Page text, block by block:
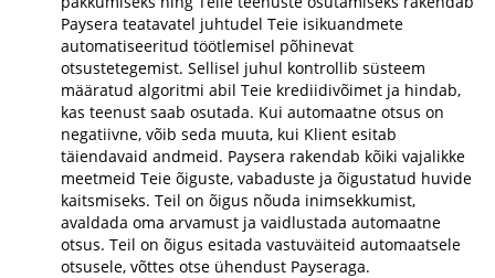
Paysera teatavatel juhtudel Teie isikuandmete
automatiseeritud töötlemisel põhinevat
otsustetegemist. Sellisel juhul kontrollib süsteem
määratud algoritmi abil Teie krediidivõimet ja hindab,
kas teenust saab osutada. Kui automaatne otsus on
negatiivne, võib seda muuta, kui Klient esitab
täiendavaid andmeid. Paysera rakendab kõiki vajalikke
meetmeid Teie õiguste, vabaduste ja õigustatud huvide
kaitsmiseks. Teil on õigus nõuda inimsekkumist,
avaldada oma arvamust ja vaidlustada automaatne
otsus. Teil on õigus esitada vastuväiteid automaatsele
otsusele, võttes otse ühendust Payseraga.